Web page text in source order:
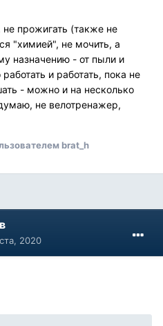
прожигать (также не
"химией", не мочить, а
назначению - от пыли и
и работать, пока не
- можно и на несколько
не велотренажер,
brat_h
2020